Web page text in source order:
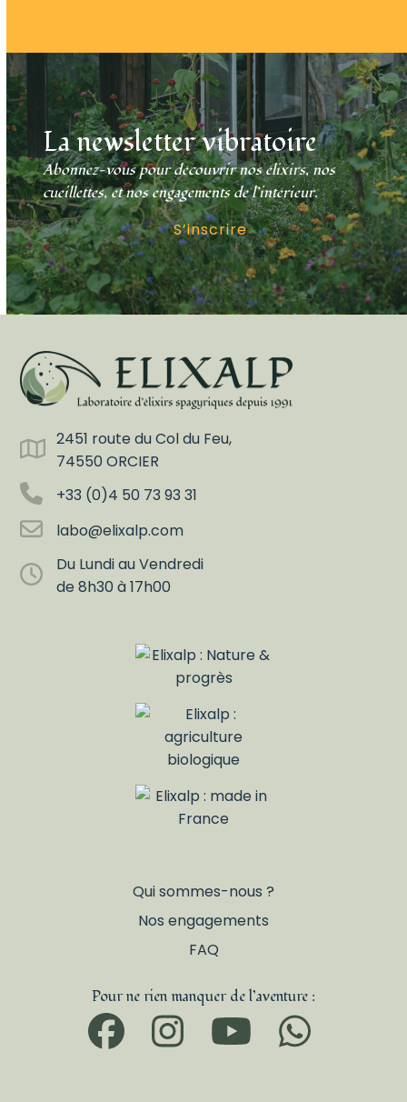
La newsletter vibratoire
Abonnez-vous pour découvrir nos élixirs, nos
cueillettes, et nos engagements de l’intérieur.
S’inscrire
2451 route du Col du Feu,
74550 ORCIER
+33 (0)4 50 73 93 31
labo@elixalp.com
Du Lundi au Vendredi
de 8h30 à 17h00
Qui sommes-nous ?
Nos engagements
FAQ
Pour ne rien manquer de l’aventure :
Facebook
Instagram